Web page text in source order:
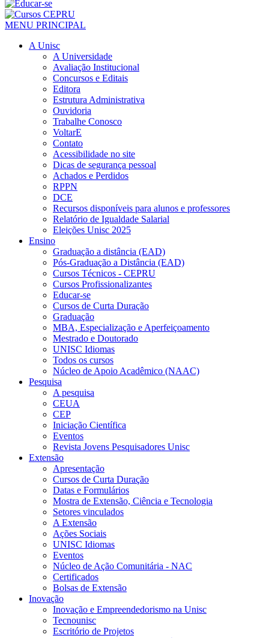
MENU PRINCIPAL
A Unisc
A Universidade
Avaliação Institucional
Concursos e Editais
Editora
Estrutura Administrativa
Ouvidoria
Trabalhe Conosco
VoltarE
Contato
Acessibilidade no site
Dicas de segurança pessoal
Achados e Perdidos
RPPN
DCE
Recursos disponíveis para alunos e professores
Relatório de Igualdade Salarial
Eleições Unisc 2025
Ensino
Graduação a distância (EAD)
Pós-Graduação a Distância (EAD)
Cursos Técnicos - CEPRU
Cursos Profissionalizantes
Educar-se
Cursos de Curta Duração
Graduação
MBA, Especialização e Aperfeiçoamento
Mestrado e Doutorado
UNISC Idiomas
Todos os cursos
Núcleo de Apoio Acadêmico (NAAC)
Pesquisa
A pesquisa
CEUA
CEP
Iniciação Científica
Eventos
Revista Jovens Pesquisadores Unisc
Extensão
Apresentação
Cursos de Curta Duração
Datas e Formulários
Mostra de Extensão, Ciência e Tecnologia
Setores vinculados
A Extensão
Ações Sociais
UNISC Idiomas
Eventos
Núcleo de Ação Comunitária - NAC
Certificados
Bolsas de Extensão
Inovação
Inovação e Empreendedorismo na Unisc
Tecnounisc
Escritório de Projetos